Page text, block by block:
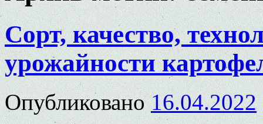
Сорт, качество,
урожайности
Опубликовано 16.04.2022